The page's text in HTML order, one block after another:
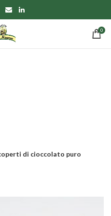
0
di cioccolato puro